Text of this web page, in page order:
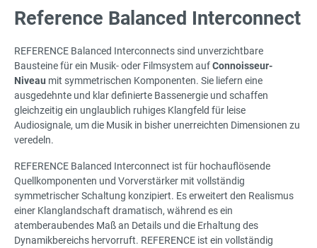
Reference Balanced Interconnect
REFERENCE Balanced Interconnects sind unverzichtbare
Bausteine für ein Musik- oder Filmsystem aufConnoisseur-
Niveau mit symmetrischen Komponenten. Sie liefern eine
ausgedehnte und klar definierte Bassenergie und schaffen
gleichzeitig ein unglaublich ruhiges Klangfeld für leise
Audiosignale, um die Musik in bisher unerreichten Dimensionen zu
veredeln.
REFERENCE Balanced Interconnect ist für hochauflösende
Quellkomponenten und Vorverstärker mit vollständig
symmetrischer Schaltung konzipiert. Es erweitert den Realismus
einer Klanglandschaft dramatisch, während es ein
atemberaubendes Maß an Details und die Erhaltung des
Dynamikbereichs hervorruft. REFERENCE ist ein vollständig